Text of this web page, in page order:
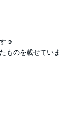
す☺️
ものを載せていま